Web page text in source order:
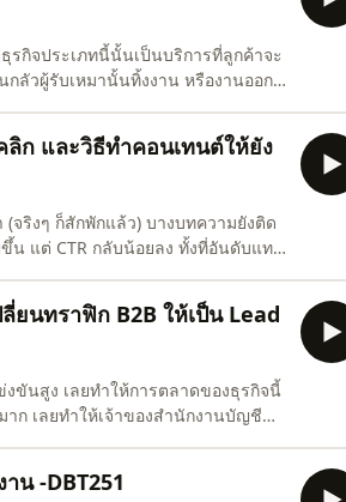
กิจประเภทนี้นั้นเป็นบริการที่ลูกค้าจะ
ลัวผู้รับเหมานั้นทิ้งงาน หรืองานออก
อ
ก และวิธีทำคอนเทนต์ให้ยัง
จริงๆ ก็สักพักแล้ว) บางบทความยังติด
น แต่ CTR กลับน้อยลง ทั้งที่อันดับแทบ
พูดง่าย
นทราฟิก B2B ให้เป็น Lead
ขันสูง เลยทำให้การตลาดของธุรกิจนี้
ก เลยทำให้เจ้าของสำนักงานบัญชี
Time นั้นก็มีลูกค้าที่เป็น
น -DBT251